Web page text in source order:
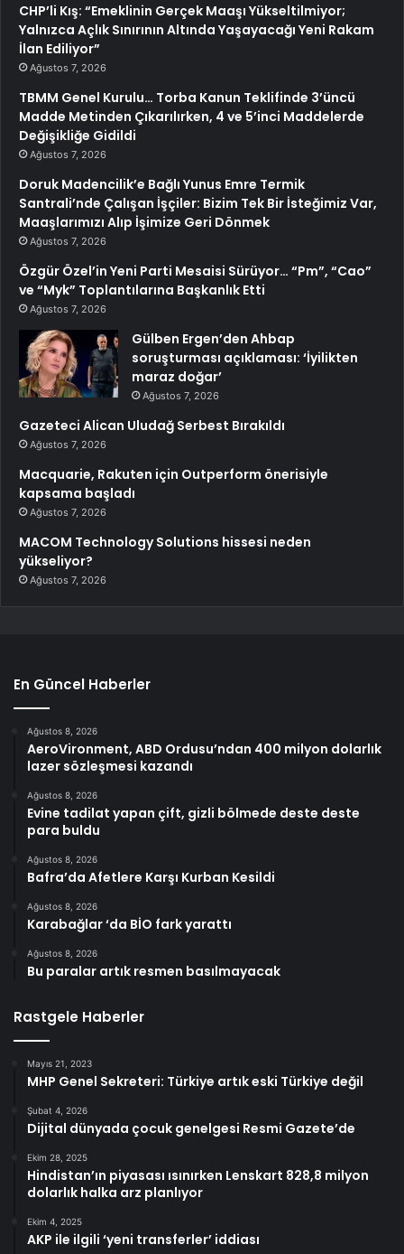
CHP’li Kış: “Emeklinin Gerçek Maaşı Yükseltilmiyor;
Yalnızca Açlık Sınırının Altında Yaşayacağı Yeni Rakam
İlan Ediliyor”
Ağustos 7, 2026
TBMM Genel Kurulu… Torba Kanun Teklifinde 3’üncü
Madde Metinden Çıkarılırken, 4 ve 5’inci Maddelerde
Değişikliğe Gidildi
Ağustos 7, 2026
Doruk Madencilik’e Bağlı Yunus Emre Termik
Santrali’nde Çalışan İşçiler: Bizim Tek Bir İsteğimiz Var,
Maaşlarımızı Alıp İşimize Geri Dönmek
Ağustos 7, 2026
Özgür Özel’in Yeni Parti Mesaisi Sürüyor… “Pm”, “Cao”
ve “Myk” Toplantılarına Başkanlık Etti
Ağustos 7, 2026
Gülben Ergen’den Ahbap
soruşturması açıklaması: ‘İyilikten
maraz doğar’
Ağustos 7, 2026
Gazeteci Alican Uludağ Serbest Bırakıldı
Ağustos 7, 2026
Macquarie, Rakuten için Outperform önerisiyle
kapsama başladı
Ağustos 7, 2026
MACOM Technology Solutions hissesi neden
yükseliyor?
Ağustos 7, 2026
En Güncel Haberler
Ağustos 8, 2026
AeroVironment, ABD Ordusu’ndan 400 milyon dolarlık
lazer sözleşmesi kazandı
Ağustos 8, 2026
Evine tadilat yapan çift, gizli bölmede deste deste
para buldu
Ağustos 8, 2026
Bafra’da Afetlere Karşı Kurban Kesildi
Ağustos 8, 2026
Karabağlar ‘da BİO fark yarattı
Ağustos 8, 2026
Bu paralar artık resmen basılmayacak
Rastgele Haberler
Mayıs 21, 2023
MHP Genel Sekreteri: Türkiye artık eski Türkiye değil
Şubat 4, 2026
Dijital dünyada çocuk genelgesi Resmi Gazete’de
Ekim 28, 2025
Hindistan’ın piyasası ısınırken Lenskart 828,8 milyon
dolarlık halka arz planlıyor
Ekim 4, 2025
AKP ile ilgili ‘yeni transferler’ iddiası